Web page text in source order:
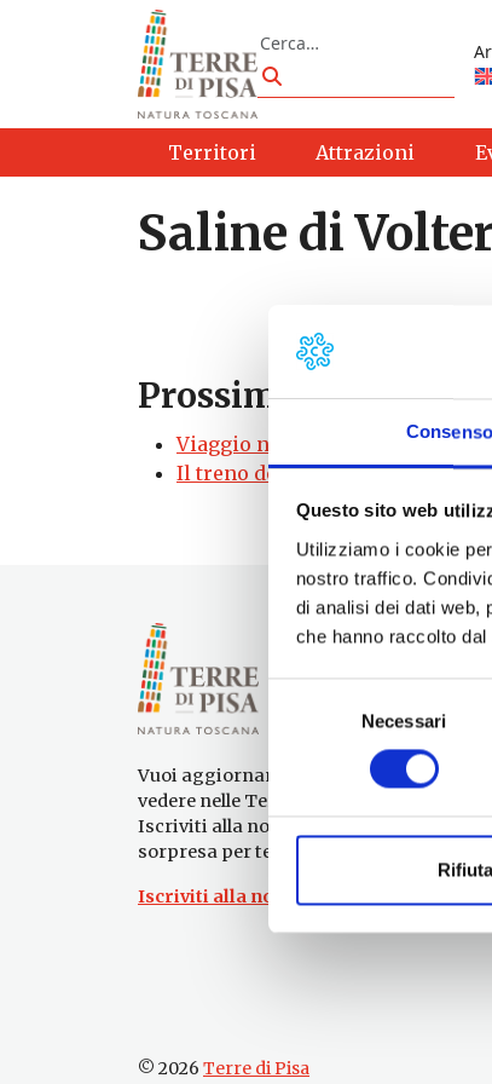
Consenso
Questo sito web
Utilizziamo i cookie
nostro traffico.
di analisi dei dati web,
che hanno raccolto
Necessari
Rifiuta
Vai al contenuto
Cerca
Cerca
Territori Attrazioni
Saline di
Prossimi eventi
Viaggio nel mondo del sale: la
Il treno del sale: treno a vapore
Vuoi aggiornamenti su cosa fare e cosa
vedere nelle Terre di Pisa?
Iscriviti alla nostra newsletter! Subito
sorpresa per te!
Iscriviti alla nostra Newsletter!
© 2026 Terre di Pisa